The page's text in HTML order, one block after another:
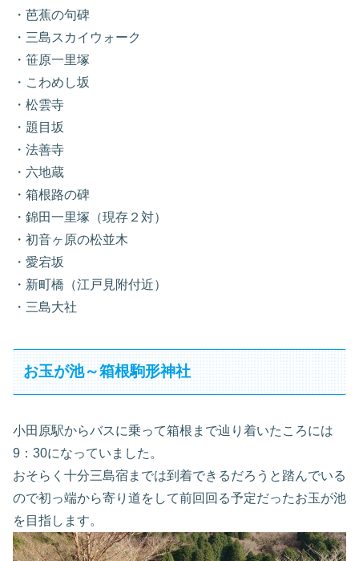
・芭蕉の句碑
・三島スカイウォーク
・笹原一里塚
・こわめし坂
・松雲寺
・題目坂
・法善寺
・六地蔵
・箱根路の碑
・錦田一里塚（現存２対）
・初音ヶ原の松並木
・愛宕坂
・新町橋（江戸見附付近）
・三島大社
お玉が池～箱根駒形神社
小田原駅からバスに乗って箱根まで辿り着いたころには
9：30になっていました。
おそらく十分三島宿までは到着できるだろうと踏んでいる
ので初っ端から寄り道をして前回回る予定だったお玉が池
を目指します。